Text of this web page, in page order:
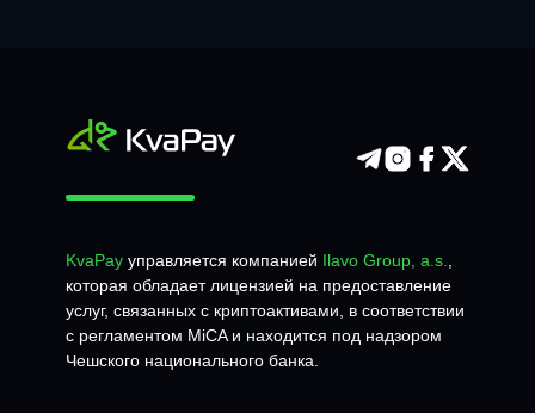
KvaPay управляется компанией Ilavo Group, a.s.,
которая обладает лицензией на предоставление
услуг, связанных с криптоактивами, в соответствии
с регламентом MiCA и находится под надзором
Чешского национального банка.